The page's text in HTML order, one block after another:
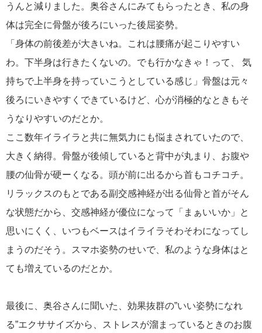
うんと減りました。奥谷さんにみてもらったとき、私の身
体は完全に骨盤が後ろにいった後屈姿勢。
「身体の前後差が大きいね。これは腰痛が起こりやすい
わ。下半身は行きたくないの。でも行かなきゃ！って、 気
持ちで上半身を持っていこうとしている感じ」骨盤は元々
後ろにいきやすくできているけど、心が消極的なときもそ
うなりやすいのだとか。
ここ数年イライラと共に無気力にも悩まされていたので、
大きく納得。骨盤が後傾していると背中が丸まり、お腹や
腰の仙骨が硬ーくなる。頭が前に出るから首もコチコチ。
リラックスのもとである副交感神経が出る仙骨と首がそん
な状態だから、交感神経が優位になって「まぁいいか」と
思いにくく、いつもベースはイライラそわそわになってし
まうのだそう。スマホ姿勢のせいで、私のような身体はと
ても増えているのだとか。
最後に、奥谷さんに聞いた、効果抜群の”いい姿勢になれ
る”エクササイズから、ストレスが溜まっているときのお腹